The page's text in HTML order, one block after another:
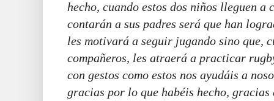
hecho, cuando estos dos niños lleguen a
contarán a sus padres será que han
les motivará a seguir jugando sino que,
compañeros, les atraerá a practicar
con gestos como estos nos ayudáis a
gracias por lo que habéis hecho, gracias